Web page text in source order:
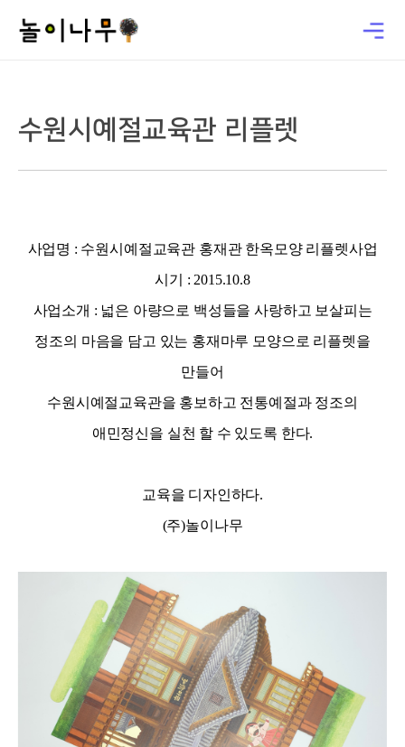
수원시예절교육관 리플렛
사업명 : 수원시예절교육관 홍재관 한옥모양 리플렛사업
시기 : 2015.10.8
사업소개 : 넓은 아량으로 백성들을 사랑하고 보살피는
정조의 마음을 담고 있는 홍재마루 모양으로 리플렛을
만들어
수원시예절교육관을 홍보하고 전통예절과 정조의
애민정신을 실천 할 수 있도록 한다.
교육을 디자인하다.
(주)놀이나무